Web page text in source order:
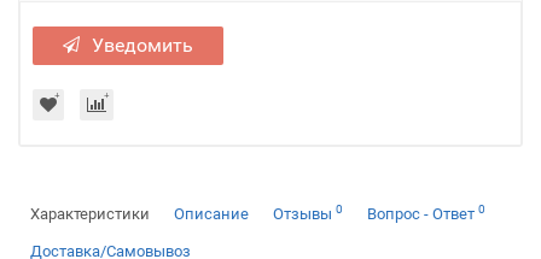
Уведомить
Характеристики Описание Отзывы 0 Вопрос - Ответ 0
Доставка/Самовывоз